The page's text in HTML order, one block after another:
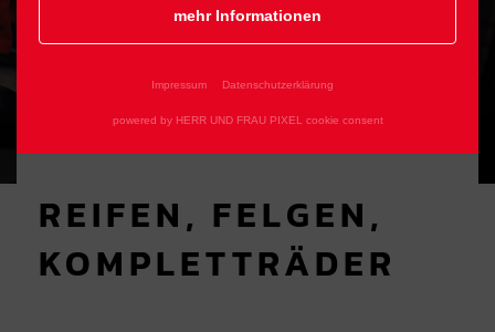
REIFEN, FELGEN,
KOMPLETTRÄDER
mehr Informationen
Impressum Datenschutzerklärung
powered by HERR UND FRAU PIXEL cookie consent